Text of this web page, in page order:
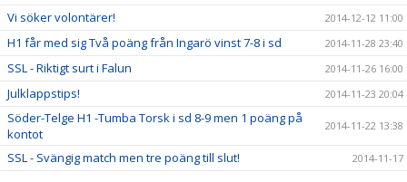
Vi söker volontärer! 2014-12-12 11:00
H1 får med sig Två poäng från Ingarö vinst 7-8 i sd 2014-11-28 23:40
SSL - Riktigt surt i Falun 2014-11-26 16:00
Julklappstips! 2014-11-23 20:04
Söder-Telge H1 -Tumba Torsk i sd 8-9 men 1 poäng på
kontot
2014-11-22 13:38
SSL - Svängig match men tre poäng till slut! 2014-11-17